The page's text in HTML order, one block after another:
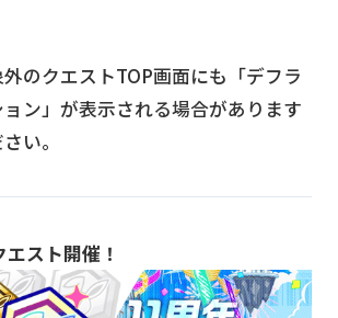
のクエストTOP画面にも「デフラ
ン」が表示される場合があります
い。
スト開催！